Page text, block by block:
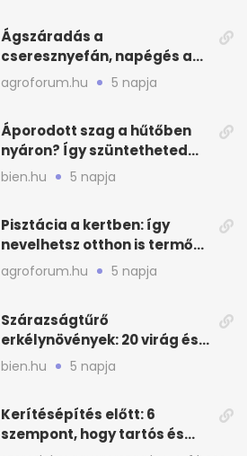
Ágszáradás a
cseresznyefán, napégés a
kajszin: mit tehetsz most?
agroforum.hu 5 napja
Áporodott szag a hűtőben
nyáron? Így szüntetheted
meg olcsón
bien.hu 5 napja
Pisztácia a kertben: így
nevelhetsz otthon is termő
növényt
agroforum.hu 5 napja
Szárazságtűrő
erkélynövények: 20 virág és
cserje a forró nyárra
bien.hu 5 napja
Kerítésépítés előtt: 6
szempont, hogy tartós és